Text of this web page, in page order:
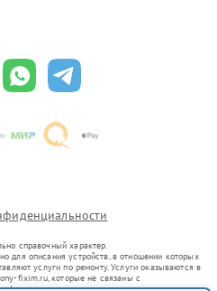
справочный характер.
для описания устройств, в отношении которых
услуги по ремонту. Услуги оказываются в
fixim.ru, которые не связаны с